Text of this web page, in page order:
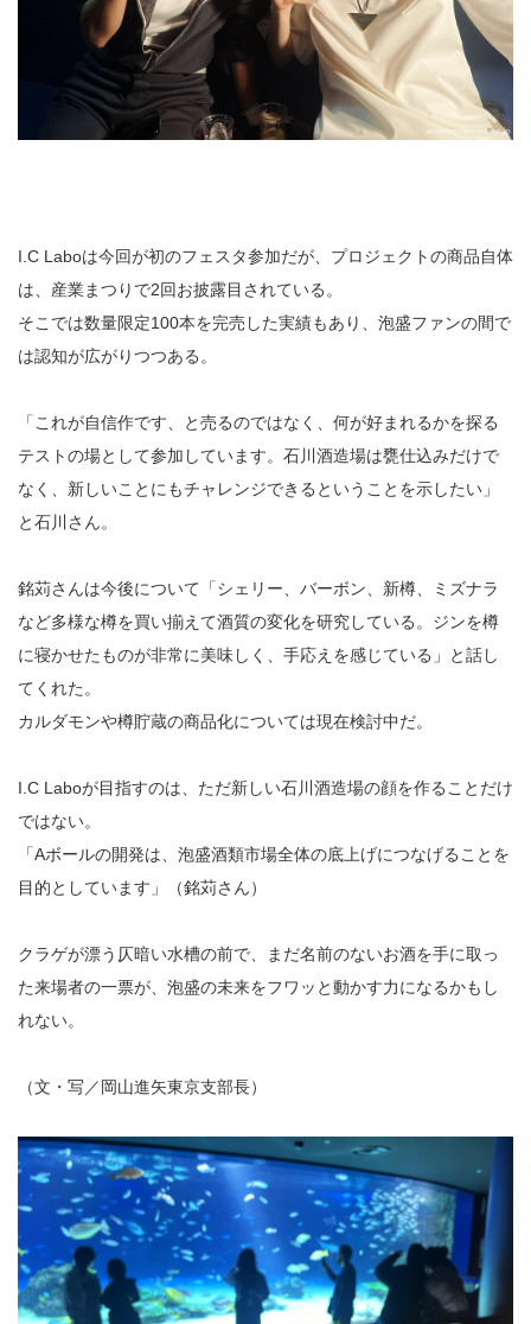
I.C Laboは今回が初のフェスタ参加だが、プロジェクトの商品自体
は、産業まつりで2回お披露目されている。
そこでは数量限定100本を完売した実績もあり、泡盛ファンの間で
は認知が広がりつつある。
「これが自信作です、と売るのではなく、何が好まれるかを探る
テストの場として参加しています。石川酒造場は甕仕込みだけで
なく、新しいことにもチャレンジできるということを示したい」
と石川さん。
銘苅さんは今後について「シェリー、バーボン、新樽、ミズナラ
など多様な樽を買い揃えて酒質の変化を研究している。ジンを樽
に寝かせたものが非常に美味しく、手応えを感じている」と話し
てくれた。
カルダモンや樽貯蔵の商品化については現在検討中だ。
I.C Laboが目指すのは、ただ新しい石川酒造場の顔を作ることだけ
ではない。
「Aボールの開発は、泡盛酒類市場全体の底上げにつなげることを
目的としています」（銘苅さん）
クラゲが漂う仄暗い水槽の前で、まだ名前のないお酒を手に取っ
た来場者の一票が、泡盛の未来をフワッと動かす力になるかもし
れない。
（文・写／岡山進矢東京支部長）